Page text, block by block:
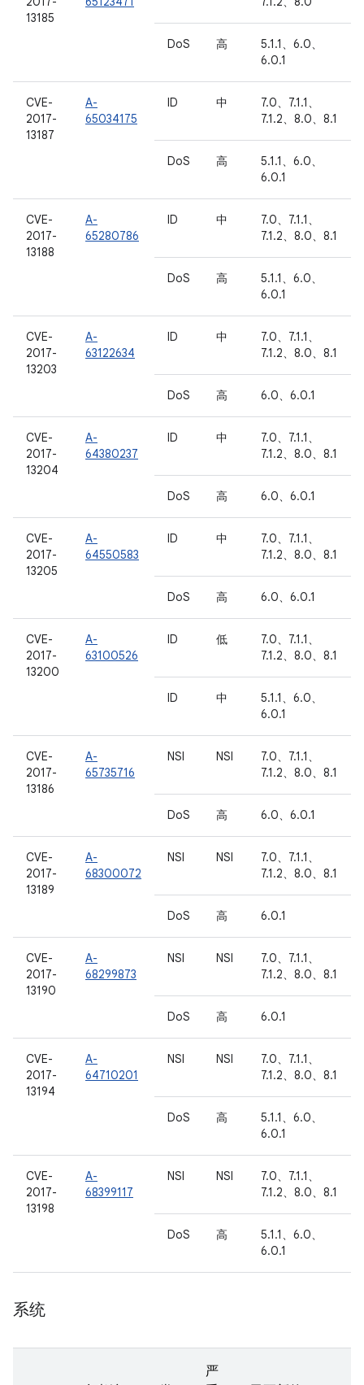
13185
DoS 高
5.1.1、6.0、
6.0.1
CVE-
2017-
13187
A-
65034175
ID 中
7.0、7.1.1、
7.1.2、8.0、8.1
DoS 高
5.1.1、6.0、
6.0.1
CVE-
2017-
13188
A-
65280786
ID 中
7.0、7.1.1、
7.1.2、8.0、8.1
DoS 高
5.1.1、6.0、
6.0.1
CVE-
2017-
13203
A-
63122634
ID 中
7.0、7.1.1、
7.1.2、8.0、8.1
DoS 高 6.0、6.0.1
CVE-
2017-
13204
A-
64380237
ID 中
7.0、7.1.1、
7.1.2、8.0、8.1
DoS 高 6.0、6.0.1
CVE-
2017-
13205
A-
64550583
ID 中
7.0、7.1.1、
7.1.2、8.0、8.1
DoS 高 6.0、6.0.1
CVE-
2017-
13200
A-
63100526
ID 低
7.0、7.1.1、
7.1.2、8.0、8.1
ID 中
5.1.1、6.0、
6.0.1
CVE-
2017-
13186
A-
65735716
NSI NSI
7.0、7.1.1、
7.1.2、8.0、8.1
DoS 高 6.0、6.0.1
CVE-
2017-
13189
A-
68300072
NSI NSI
7.0、7.1.1、
7.1.2、8.0、8.1
DoS 高 6.0.1
CVE-
2017-
13190
A-
68299873
NSI NSI
7.0、7.1.1、
7.1.2、8.0、8.1
DoS 高 6.0.1
CVE-
2017-
13194
A-
64710201
NSI NSI
7.0、7.1.1、
7.1.2、8.0、8.1
DoS 高
5.1.1、6.0、
6.0.1
CVE-
2017-
13198
A-
68399117
NSI NSI
7.0、7.1.1、
7.1.2、8.0、8.1
DoS 高
5.1.1、6.0、
6.0.1
系统
严